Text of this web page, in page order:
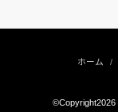
ホーム
©Copyright2026